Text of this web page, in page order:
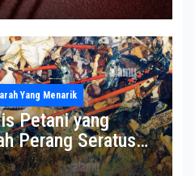
Yang Menarik
Petani yang
Perang Seratus